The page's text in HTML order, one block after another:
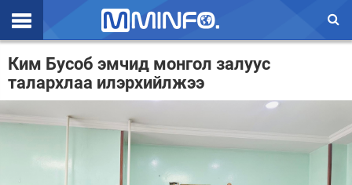
Эхлэл
Цаг агаар
Валют ханш
Ким Бусоб эмчид монгол залуус
талархлаа илэрхийлжээ